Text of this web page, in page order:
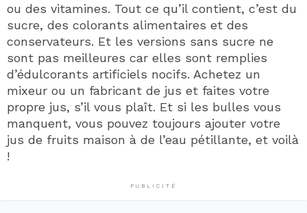
ou des vitamines. Tout ce qu’il contient, c’est du
sucre, des colorants alimentaires et des
conservateurs. Et les versions sans sucre ne
sont pas meilleures car elles sont remplies
d’édulcorants artificiels nocifs. Achetez un
mixeur ou un fabricant de jus et faites votre
propre jus, s’il vous plaît. Et si les bulles vous
manquent, vous pouvez toujours ajouter votre
jus de fruits maison à de l’eau pétillante, et voilà
!
PUBLICITÉ